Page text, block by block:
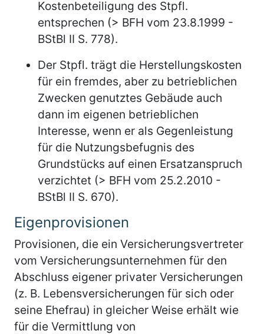
Kostenbeteiligung des Stpfl.
entsprechen (> BFH vom 23.8.1999 -
BStBl II S. 778).
Der Stpfl. trägt die Herstellungskosten
für ein fremdes, aber zu betrieblichen
Zwecken genutztes Gebäude auch
dann im eigenen betrieblichen
Interesse, wenn er als Gegenleistung
für die Nutzungsbefugnis des
Grundstücks auf einen Ersatzanspruch
verzichtet (> BFH vom 25.2.2010 -
BStBl II S. 670).
Eigenprovisionen
Provisionen, die ein Versicherungsvertreter
vom Versicherungsunternehmen für den
Abschluss eigener privater Versicherungen
(z. B. Lebensversicherungen für sich oder
seine Ehefrau) in gleicher Weise erhält wie
für die Vermittlung von